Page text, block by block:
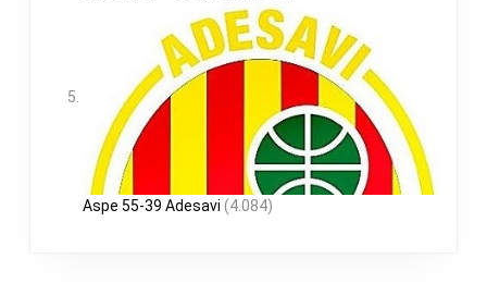
Aspe 55-39 Adesavi (4.084)